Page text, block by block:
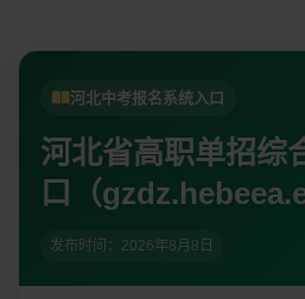
河北中考报名系统入口
河北省高职单招综
口（
发布时间： 2026年8月8日